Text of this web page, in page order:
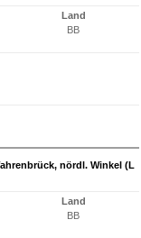
Land
BB
nördl. Winkel (L
Land
BB